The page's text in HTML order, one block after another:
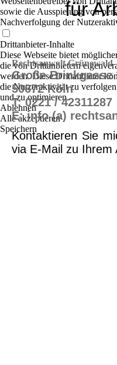
für
Rechtsanwalt Grünewald
Große Brinkgasse
50672 Köln
T: 0221 / 42311287
E: info (a)
Kontaktieren Sie
via E-Mail zu Ihrem
sowie die Ausspielung von
Nachverfolgung der
Drittanbieter-Inhalte
Diese Webseite bietet
die von Drittanbietern
werden. Diese Drittanbieter
die Nutzeraktivität zu
und zu optimieren.
Ablehnen
Alle akzeptieren
Speichern